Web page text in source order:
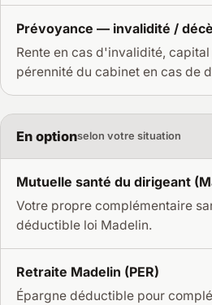
Prévoyance — invalidité /
Rente en cas d'invalidité,
pérennité du cabinet en cas de
En optionselon votre situation
Mutuelle santé du dirigeant
Votre propre complémentaire
déductible loi Madelin.
Retraite Madelin (PER)
Épargne déductible pour